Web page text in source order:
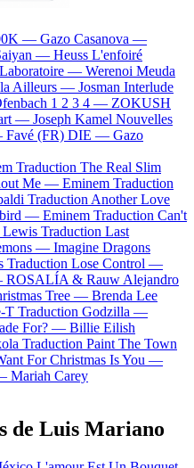
— Gazo Casanova —
— Heuss L'enfoiré
Laboratoire — Werenoi Meuda
Ailleurs — Josman Interlude
1 2 3 4 — ZOKUSH
— Joseph Kamel Nouvelles
Favé (FR) DIE — Gazo
Traduction The Real Slim
Me — Eminem Traduction
Traduction Another Love
— Eminem Traduction Can't
Lewis Traduction Last
— Imagine Dragons
Traduction Lose Control —
ROSALÍA & Rauw Alejandro
Tree — Brenda Lee
T Traduction Godzilla —
For? — Billie Eilish
Traduction Paint The Town
For Christmas Is You —
Mariah Carey
de Luis Mariano